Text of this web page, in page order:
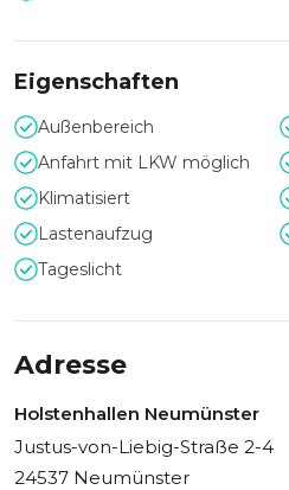
Eigenschaften
Außenbereich
Anfahrt mit LKW möglich
Klimatisiert
Lastenaufzug
Tageslicht
Adresse
Holstenhallen Neumünster
Justus-von-Liebig-Straße 2-4
24537 Neumünster